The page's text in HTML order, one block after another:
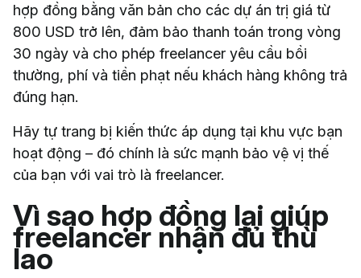
hợp đồng bằng văn bản cho các dự án trị giá từ
800 USD trở lên, đảm bảo thanh toán trong vòng
30 ngày và cho phép freelancer yêu cầu bồi
thường, phí và tiền phạt nếu khách hàng không trả
đúng hạn.
Hãy tự trang bị kiến thức áp dụng tại khu vực bạn
hoạt động – đó chính là sức mạnh bảo vệ vị thế
của bạn với vai trò là freelancer.
Vì sao hợp đồng lại giúp
freelancer nhận đủ thù
lao